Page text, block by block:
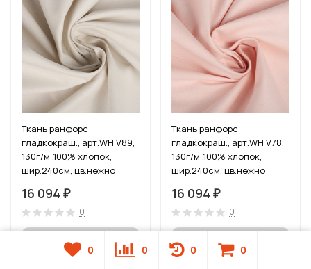
Ткань ранфорс
гладкокраш., арт.WH V89,
130г/м ,100% хлопок,
шир.240см, цв.нежно
16 094 ₽
0
Ткань ранфорс
гладкокраш., арт.WH V78,
130г/м ,100% хлопок,
шир.240см, цв.нежно
16 094 ₽
0
0 0 0 0